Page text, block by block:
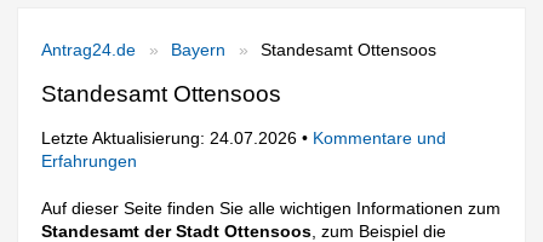
Antrag24.de Bayern Standesamt Ottensoos
Standesamt Ottensoos
Letzte Aktualisierung: 24.07.2026 • Kommentare und
Erfahrungen
Auf dieser Seite finden Sie alle wichtigen Informationen zum
Standesamt der Stadt Ottensoos , zum Beispiel die